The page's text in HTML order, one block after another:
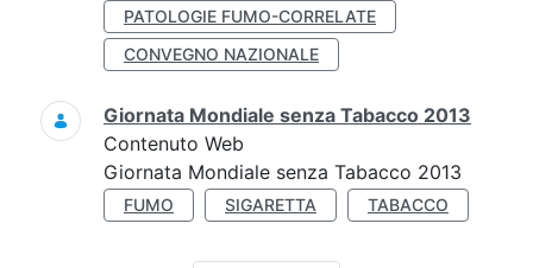
PATOLOGIE FUMO-CORRELATE
CONVEGNO NAZIONALE
Giornata Mondiale senza Tabacco 2013
Contenuto Web
Giornata Mondiale senza Tabacco 2013
FUMO SIGARETTA TABACCO